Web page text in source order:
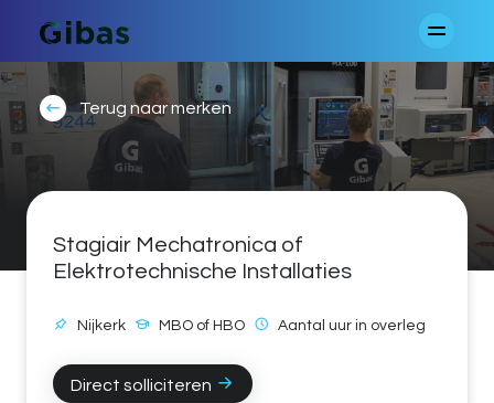
Terug naar merken
Stagiair Mechatronica of
Elektrotechnische Installaties
Nijkerk MBO of HBO Aantal uur in overleg
Direct solliciteren